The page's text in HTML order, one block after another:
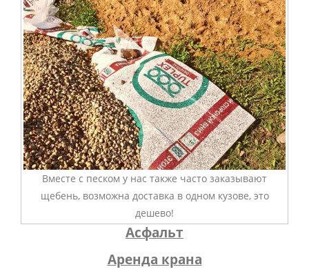
Вместе с песком у нас также часто заказывают
щебень, возможна доставка в одном кузове, это
дешево!
Асфальт
Аренда крана